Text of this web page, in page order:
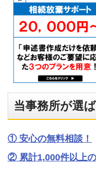
当事務所が選
① 安心の無料相談！
② 累計1,000件以上